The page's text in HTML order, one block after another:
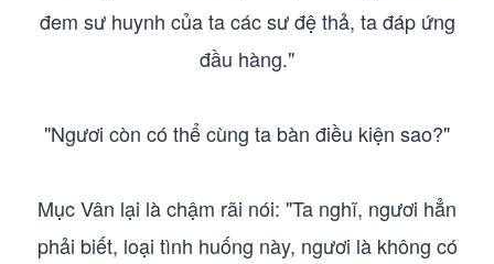
đem sư huynh của ta các sư đệ thả, ta đáp ứng
đầu hàng."
"Ngươi còn có thể cùng ta bàn điều kiện sao?"
Mục Vân lại là chậm rãi nói: "Ta nghĩ, ngươi hẳn
phải biết, loại tình huống này, ngươi là không có